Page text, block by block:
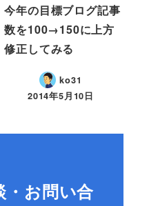
今年の目標ブログ記事
数を100→150に上方
修正してみる
ko31
2014年5月10日
・お問い合